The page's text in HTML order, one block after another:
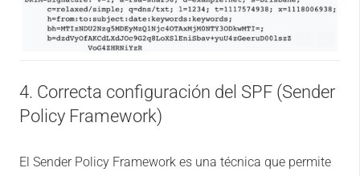
4. Correcta configuración del SPF (Sender
Policy Framework)
El Sender Policy Framework es una técnica que permite